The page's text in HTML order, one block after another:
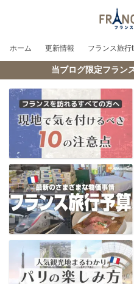
ホーム 更新情報 フランス旅行
当ブログ限定フラン